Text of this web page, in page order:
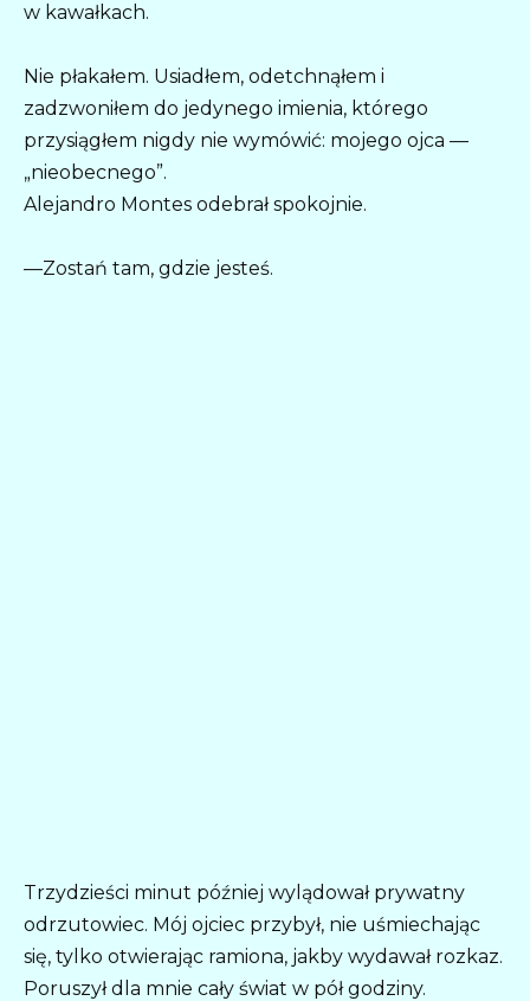
w kawałkach.
Nie płakałem. Usiadłem, odetchnąłem i
zadzwoniłem do jedynego imienia, którego
przysiągłem nigdy nie wymówić: mojego ojca —
„nieobecnego”.
Alejandro Montes odebrał spokojnie.
—Zostań tam, gdzie jesteś.
Trzydzieści minut później wylądował prywatny
odrzutowiec. Mój ojciec przybył, nie uśmiechając
się, tylko otwierając ramiona, jakby wydawał rozkaz.
Poruszył dla mnie cały świat w pół godziny.